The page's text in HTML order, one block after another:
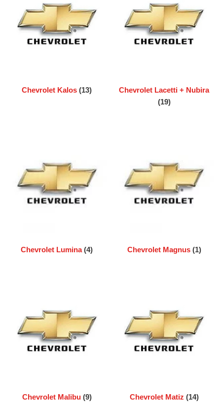
Chevrolet Kalos(13)
Chevrolet Lacetti + Nubira
(19)
Chevrolet Lumina(4) Chevrolet Magnus (1)
Chevrolet Malibu (9) Chevrolet Matiz (14)